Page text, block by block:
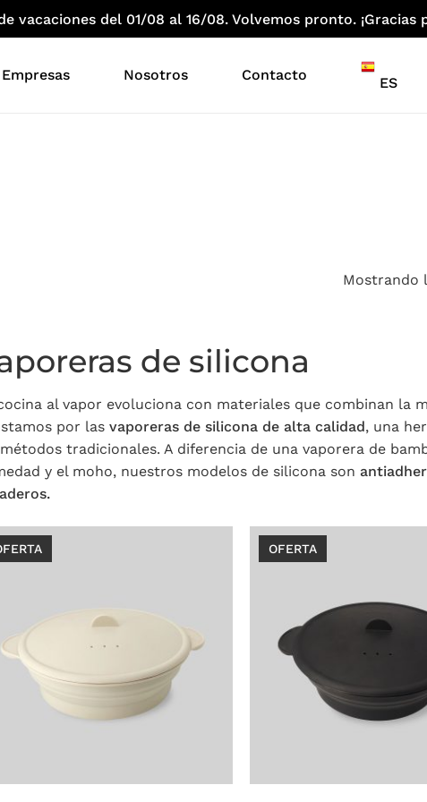
vacaciones del 01/08 al 16/08. Volvemos pronto. ¡Gracias
Empresas Nosotros Contacto ES
Mostrando
de silicona
al vapor evoluciona con materiales que combinan la
por las vaporeras de silicona de alta calidad, una
tradicionales. A diferencia de una vaporera de
y el moho, nuestros modelos de silicona son
OFERTA